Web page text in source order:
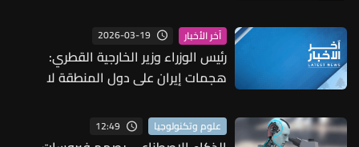
آخر الأخبار 2026-03-19
رئيس الوزراء وزير الخارجية القطري:
هجمات إيران على دول المنطقة لا
الاستقرار
علوم وتكنولوجيا 12:49